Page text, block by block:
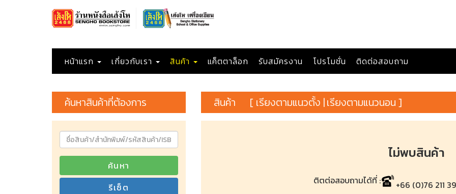
หน้าแรก เกี่ยวกับเรา สินค้า แค็ตตาล็อก รับสมัครงาน โปรโมชั่น ติดต่อสอบถาม
ค้นหาสินค้าที่ต้องการ
ค้นหา
รีเซ็ต
สินค้า [ เรียงตามแนวตั้ง |เรียงตามแนวนอน ]
ไม่พบสินค้า
ติตต่อสอบถามได้ที่ :
+66 (0)76 211